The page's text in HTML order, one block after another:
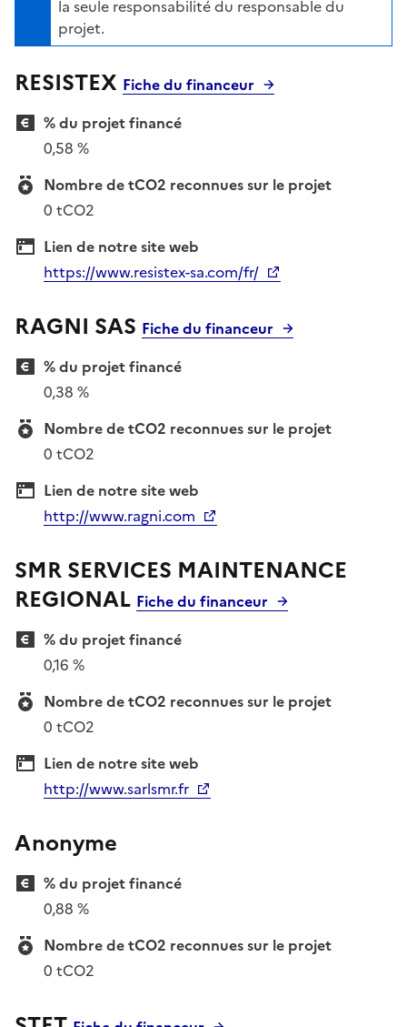
la seule responsabilité du responsable du
projet.
RESISTEX Fiche du financeur
% du projet financé
0,58 %
Nombre de tCO2 reconnues sur le projet
0 tCO2
Lien de notre site web
https://www.resistex-sa.com/fr/
RAGNI SAS Fiche du financeur
% du projet financé
0,38 %
Nombre de tCO2 reconnues sur le projet
0 tCO2
Lien de notre site web
http://www.ragni.com
SMR SERVICES MAINTENANCE
REGIONAL Fiche du financeur
% du projet financé
0,16 %
Nombre de tCO2 reconnues sur le projet
0 tCO2
Lien de notre site web
http://www.sarlsmr.fr
Anonyme
% du projet financé
0,88 %
Nombre de tCO2 reconnues sur le projet
0 tCO2